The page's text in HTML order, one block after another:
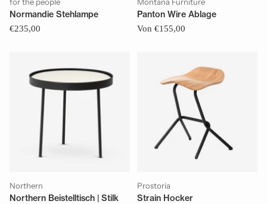
Normandie Stehlampe
€235,00
Panton Wire Ablage
Von €155,00
Northern
Northern Beistelltisch | Stilk
Prostoria
Strain Hocker